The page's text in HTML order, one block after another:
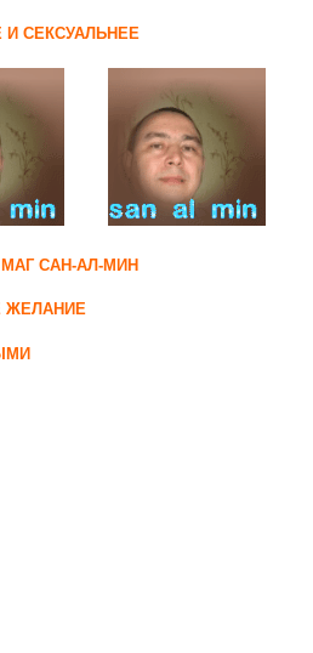
СЕКСУАЛЬНЕЕ
САН-АЛ-МИН
ЖЕЛАНИЕ